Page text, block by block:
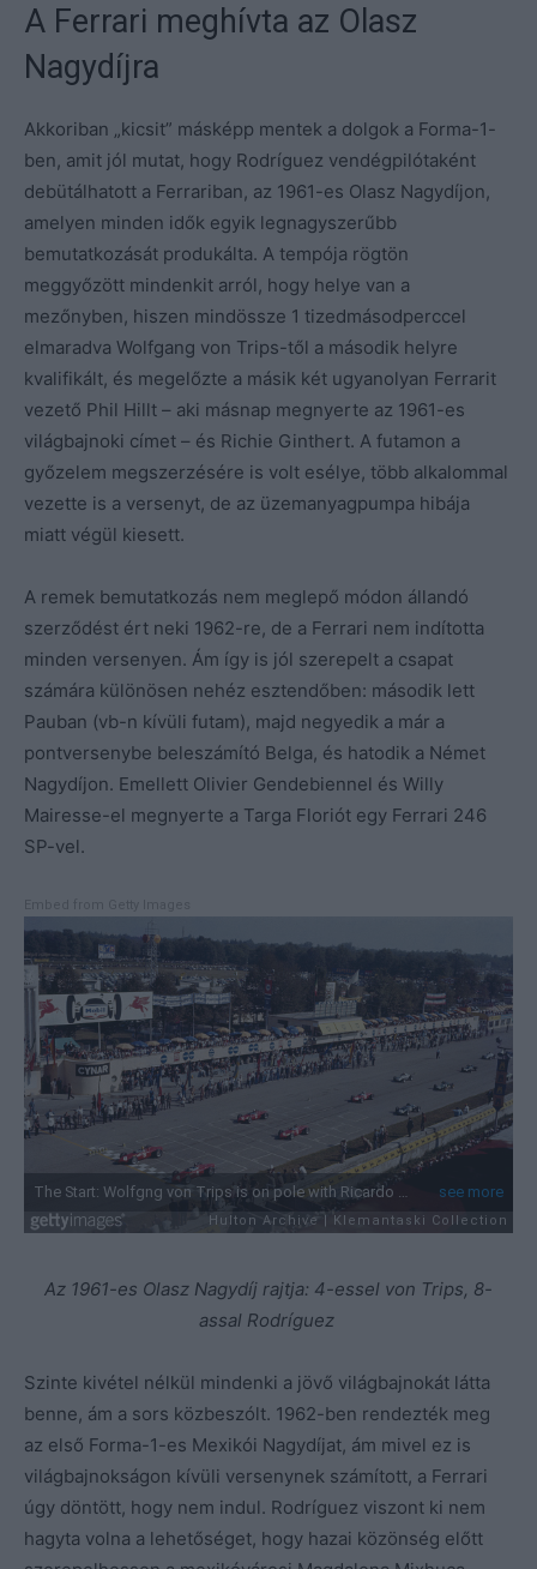
A Ferrari meghívta az Olasz
Nagydíjra
Akkoriban „kicsit” másképp mentek a dolgok a Forma-1-
ben, amit jól mutat, hogy Rodríguez vendégpilótaként
debütálhatott a Ferrariban, az 1961-es Olasz Nagydíjon,
amelyen minden idők egyik legnagyszerűbb
bemutatkozását produkálta. A tempója rögtön
meggyőzött mindenkit arról, hogy helye van a
mezőnyben, hiszen mindössze 1 tizedmásodperccel
elmaradva Wolfgang von Trips-től a második helyre
kvalifikált, és megelőzte a másik két ugyanolyan Ferrarit
vezető Phil Hillt – aki másnap megnyerte az 1961-es
világbajnoki címet – és Richie Ginthert. A futamon a
győzelem megszerzésére is volt esélye, több alkalommal
vezette is a versenyt, de az üzemanyagpumpa hibája
miatt végül kiesett.
A remek bemutatkozás nem meglepő módon állandó
szerződést ért neki 1962-re, de a Ferrari nem indította
minden versenyen. Ám így is jól szerepelt a csapat
számára különösen nehéz esztendőben: második lett
Pauban (vb-n kívüli futam), majd negyedik a már a
pontversenybe beleszámító Belga, és hatodik a Német
Nagydíjon. Emellett Olivier Gendebiennel és Willy
Mairesse-el megnyerte a Targa Floriót egy Ferrari 246
SP-vel.
Az 1961-es Olasz Nagydíj rajtja: 4-essel von Trips, 8-
assal Rodríguez
Szinte kivétel nélkül mindenki a jövő világbajnokát látta
benne, ám a sors közbeszólt. 1962-ben rendezték meg
az első Forma-1-es Mexikói Nagydíjat, ám mivel ez is
világbajnokságon kívüli versenynek számított, a Ferrari
úgy döntött, hogy nem indul. Rodríguez viszont ki nem
hagyta volna a lehetőséget, hogy hazai közönség előtt